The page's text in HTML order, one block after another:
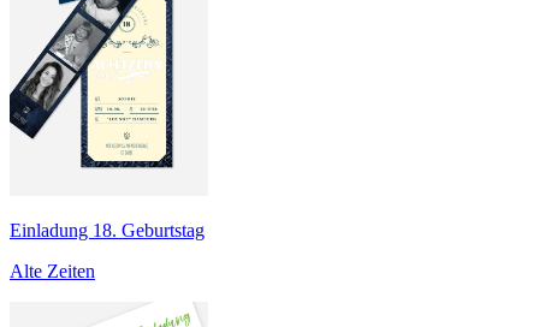
Einladung 18. Geburtstag
Alte Zeiten